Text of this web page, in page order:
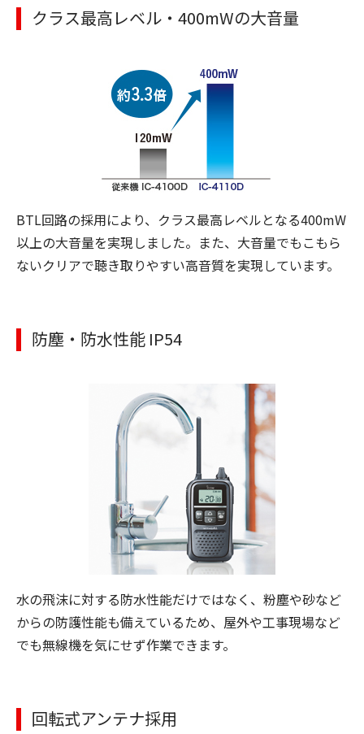
クラス最高レベル・400mWの大音量
BTL回路の採用により、クラス最高レベルとなる400mW
以上の大音量を実現しました。また、大音量でもこもら
ないクリアで聴き取りやすい高音質を実現しています。
防塵・防水性能 IP54
水の飛沫に対する防水性能だけではなく、粉塵や砂など
からの防護性能も備えているため、屋外や工事現場など
でも無線機を気にせず作業できます。
回転式アンテナ採用